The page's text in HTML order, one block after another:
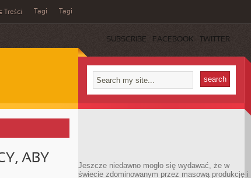
Treści Tagi Tagi
SUBSCRIBE FACEBOOK TWITTER
ABY
Jeszcze niedawno mogło się wydawać, że w
świecie zdominowanym przez masową produkcję i